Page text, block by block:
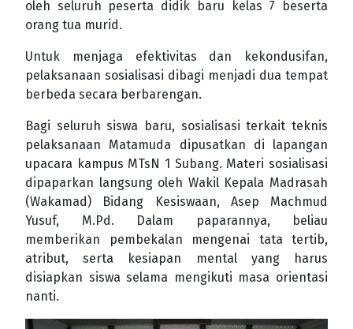
oleh seluruh peserta didik baru kelas 7 beserta
orang tua murid.
Untuk menjaga efektivitas dan kekondusifan,
pelaksanaan sosialisasi dibagi menjadi dua tempat
berbeda secara berbarengan.
Bagi seluruh siswa baru, sosialisasi terkait teknis
pelaksanaan Matamuda dipusatkan di lapangan
upacara kampus MTsN 1 Subang. Materi sosialisasi
dipaparkan langsung oleh Wakil Kepala Madrasah
(Wakamad) Bidang Kesiswaan, Asep Machmud
Yusuf, M.Pd. Dalam paparannya, beliau
memberikan pembekalan mengenai tata tertib,
atribut, serta kesiapan mental yang harus
disiapkan siswa selama mengikuti masa orientasi
nanti.